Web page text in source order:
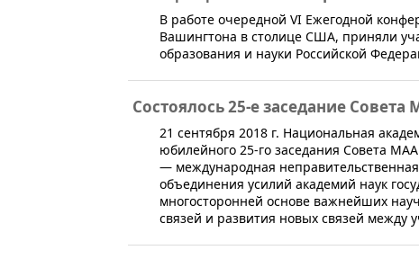
В работе очередной VI Eжегодной
Вашингт​она в столице США, приняли
образования и науки Российской
Состоялось 25-е заседание
21 сентября 2018 г. Национальная
юбилейного 25-го заседания Совета
— международная
объединения усилий академий наук
многосторонней основе важнейших
связей и развития новых связей между